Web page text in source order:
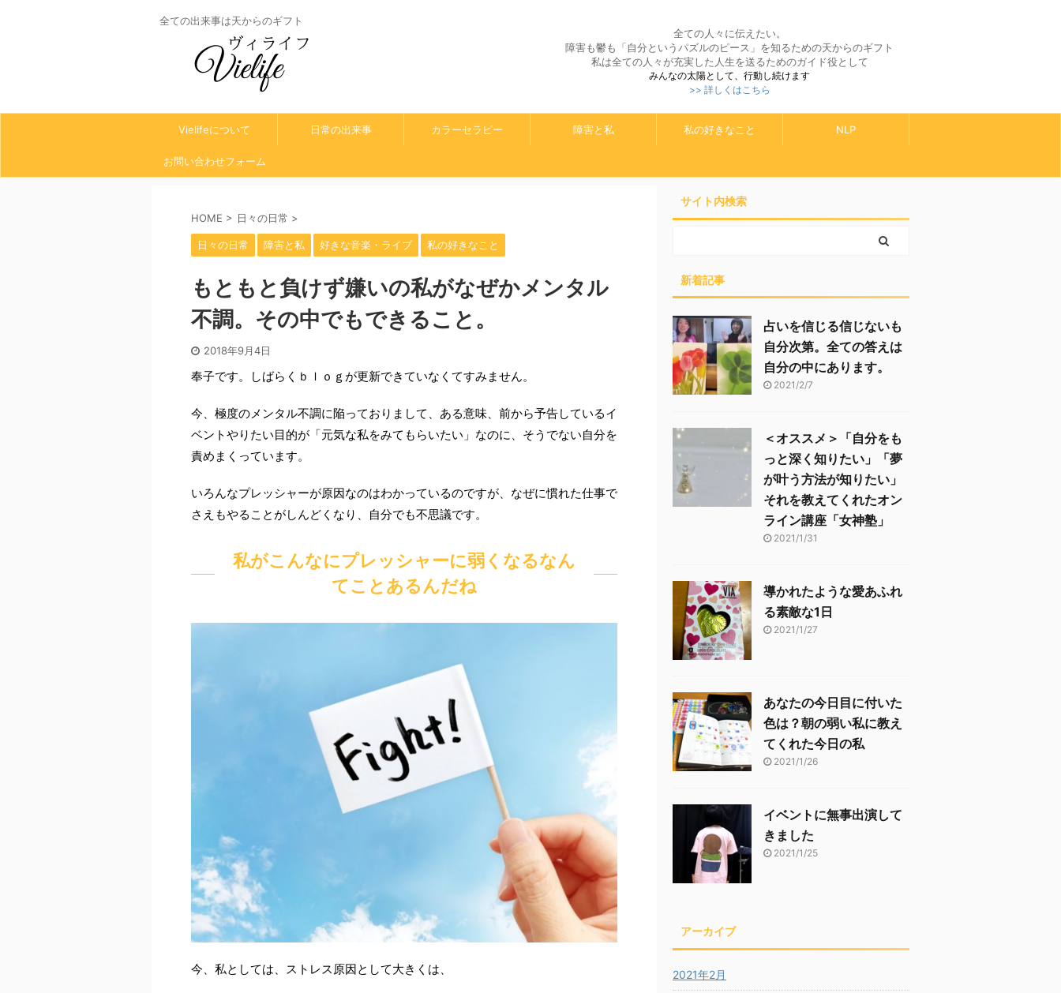
全ての出来事は天からのギフト
全ての人々に伝えたい。
障害も鬱も「自分というパズルのピース」を知るための天からのギフト
私は全ての人々が充実した人生を送るためのガイド役として
みんなの太陽として、行動し続けます
>> 詳しくはこちら
Vielifeについて 日常の出来事 カラーセラピー 障害と私 私の好きなこと NLP
お問い合わせフォーム
HOME > 日々の日常 >
日々の日常 障害と私 好きな音楽・ライブ 私の好きなこと
もともと負けず嫌いの私がなぜかメンタル
不調。その中でもできること。
2018年9月4日
奉子です。しばらくｂｌｏｇが更新できていなくてすみません。
今、極度のメンタル不調に陥っておりまして、ある意味、前から予告しているイ
ベントやりたい目的が「元気な私をみてもらいたい」なのに、そうでない自分を
責めまくっています。
いろんなプレッシャーが原因なのはわかっているのですが、なぜに慣れた仕事で
さえもやることがしんどくなり、自分でも不思議です。
私がこんなにプレッシャーに弱くなるなん
てことあるんだね
今、私としては、ストレス原因として大きくは、
サイト内検索
新着記事
占いを信じる信じないも
自分次第。全ての答えは
自分の中にあります。
2021/2/7
＜オススメ＞「自分をも
っと深く知りたい」「夢
が叶う方法が知りたい」
それを教えてくれたオン
ライン講座「女神塾」
2021/1/31
導かれたような愛あふれ
る素敵な1日
2021/1/27
あなたの今日目に付いた
色は？朝の弱い私に教え
てくれた今日の私
2021/1/26
イベントに無事出演して
きました
2021/1/25
アーカイブ
2021年2月